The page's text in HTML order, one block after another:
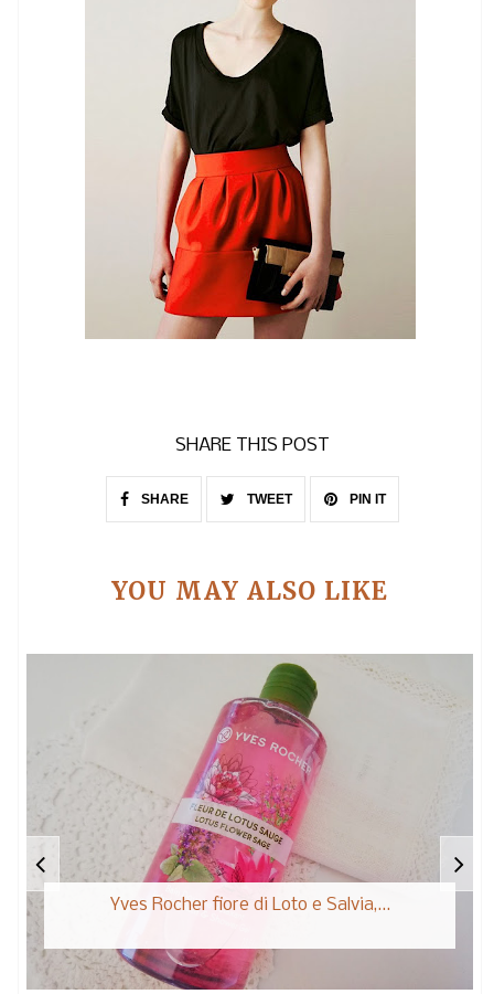
SHARE THIS POST
SHARE TWEET PIN IT
YOU MAY ALSO LIKE
Yves Rocher fiore di Loto e Salvia,...